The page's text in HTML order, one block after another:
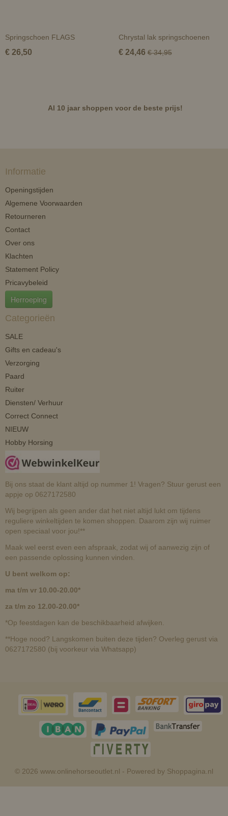
Springschoen FLAGS
€ 26,50
Chrystal lak springschoenen
€ 24,46 € 34,95
Al 10 jaar shoppen voor de beste prijs!
Informatie
Openingstijden
Algemene Voorwaarden
Retourneren
Contact
Over ons
Klachten
Statement Policy
Pricavybeleid
Herroeping
Categorieën
SALE
Gifts en cadeau's
Verzorging
Paard
Ruiter
Diensten/ Verhuur
Correct Connect
NIEUW
Hobby Horsing
Bij ons staat de klant altijd op nummer 1! Vragen? Stuur gerust een
appje op 0627172580
Wij begrijpen als geen ander dat het niet altijd lukt om tijdens
reguliere winkeltijden te komen shoppen. Daarom zijn wij ruimer
open speciaal voor jou!**
Maak wel eerst even een afspraak, zodat wij of aanwezig zijn of
een passende oplossing kunnen vinden.
U bent welkom op:
ma t/m vr 10.00-20.00*
za t/m zo 12.00-20.00*
*Op feestdagen kan de beschikbaarheid afwijken.
**Hoge nood? Langskomen buiten deze tijden? Overleg gerust via
0627172580 (bij voorkeur via Whatsapp)
© 2026 www.onlinehorseoutlet.nl - Powered by Shoppagina.nl